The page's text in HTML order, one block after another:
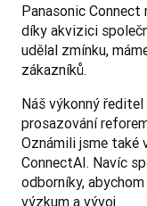
Panasonic
díky akvizici
udělal zmínku,
zákazníků.
Náš výkonný
prosazování
Oznámili jsme také
ConnectAI. Navíc
odborníky,
výzkum a vývoj.